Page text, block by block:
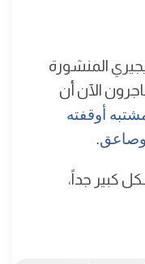
المنشورة
الآن أن
وهي لمشتبه أوقفته
وصاعق.
كبير جداً،